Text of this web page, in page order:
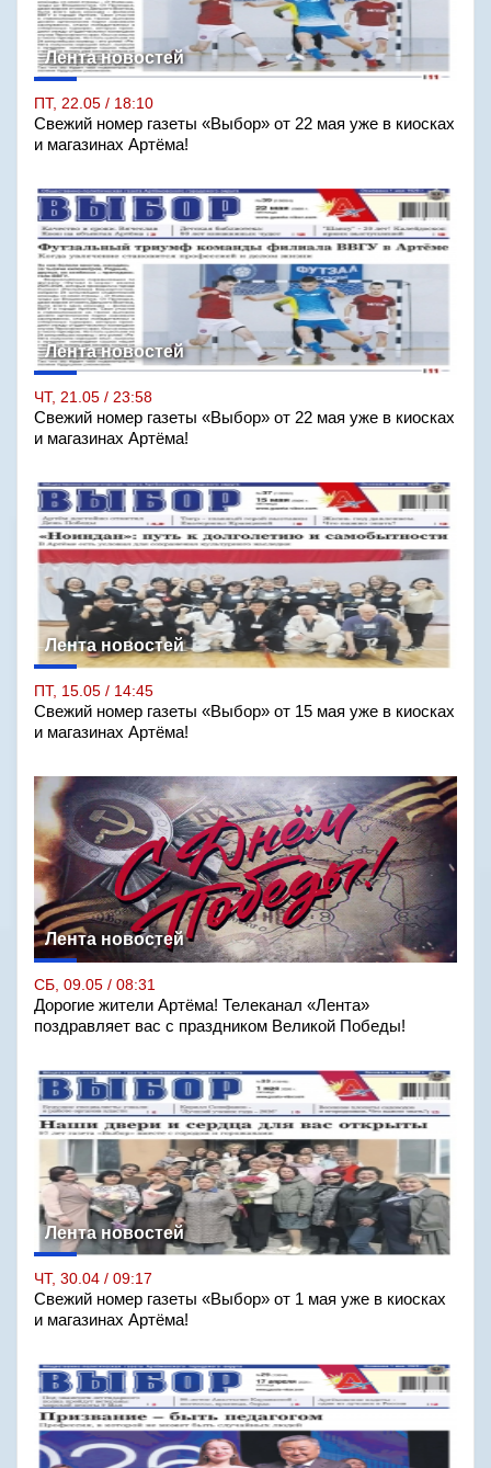
Лента новостей
ПТ, 22.05 / 18:10
Свежий номер газеты «Выбор» от 22 мая уже в киосках
и магазинах Артёма!
Лента новостей
ЧТ, 21.05 / 23:58
Свежий номер газеты «Выбор» от 22 мая уже в киосках
и магазинах Артёма!
Лента новостей
ПТ, 15.05 / 14:45
Свежий номер газеты «Выбор» от 15 мая уже в киосках
и магазинах Артёма!
Лента новостей
СБ, 09.05 / 08:31
Дорогие жители Артёма! Телеканал «Лента»
поздравляет вас с праздником Великой Победы!
Лента новостей
ЧТ, 30.04 / 09:17
Свежий номер газеты «Выбор» от 1 мая уже в киосках
и магазинах Артёма!